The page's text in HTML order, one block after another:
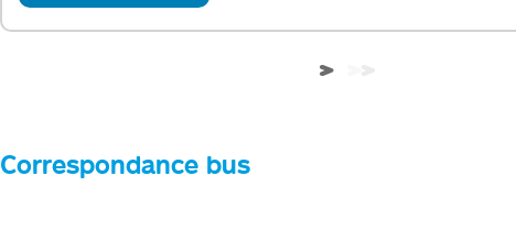
Correspondance bus